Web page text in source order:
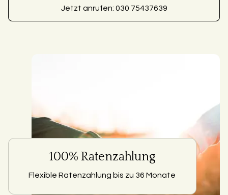
Jetzt anrufen: 030 75437639
100% Ratenzahlung
Flexible Ratenzahlung bis zu 36 Monate